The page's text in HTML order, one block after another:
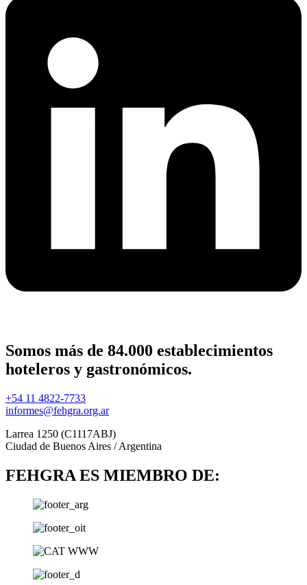
Somos más de 84.000 establecimientos
hoteleros y gastronómicos.
+54 11 4822-7733
informes@fehgra.org.ar
Larrea 1250 (C1117ABJ)
Ciudad de Buenos Aires / Argentina
FEHGRA ES MIEMBRO DE: